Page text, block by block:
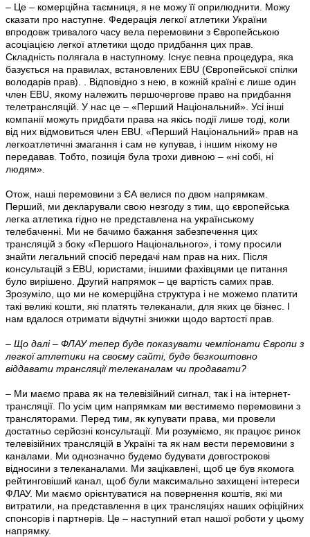
– Це – комерційна таємниця, я не можу її оприлюднити. Можу
сказати про наступне. Федерація легкої атлетики України
впродовж тривалого часу вела перемовини з Європейською
асоціацією легкої атлетики щодо придбання цих прав.
Складність полягала в наступному. Існує певна процедура, яка
базується на правилах, встановлених EBU (Європейської спілки
володарів прав). . Відповідно з нею, в кожній країні є лише один
член EBU, якому належить першочергове право на придбання
телетрансляцій. У нас це – «Перший Національний». Усі інші
компанії можуть придбати права на якісь події лише тоді, коли
від них відмовиться член EBU. «Перший Національний» прав на
легкоатлетичні змагання і сам не купував, і іншим нікому не
передавав. Тобто, позиція була трохи дивною – «ні собі, ні
людям».
Отож, наші перемовини з ЄА велися по двом напрямкам.
Перший, ми декларували свою незгоду з тим, що європейська
легка атлетика гідно не представлена на українському
телебаченні. Ми не бачимо бажання забезпечення цих
трансляцій з боку «Першого Національного», і тому просили
знайти легальний спосіб передачі нам прав на них. Після
консультацій з EBU, юристами, іншими фахівцями це питання
було вирішено. Другий напрямок – це вартість самих прав.
Зрозуміло, що ми не комерційна структура і не можемо платити
такі великі кошти, які платять телеканали, для яких це бізнес. І
нам вдалося отримати відчутні знижки щодо вартості прав.
– Що далі – ФЛАУ тепер буде показувати чемпіонати Європи з
легкої атлетики на своєму сайті, буде безкоштовно
віддавати трансляції телеканалам чи продавати?
– Ми маємо права як на телевізійний сигнал, так і на інтернет-
трансляції. По усім цим напрямкам ми вестимемо перемовини з
трансляторами. Перед тим, як купувати права, ми провели
достатньо серйозні консультації. Ми розуміємо, як працює ринок
телевізійних трансляцій в Україні та як нам вести перемовини з
каналами. Ми однозначно будемо будувати довгострокові
відносини з телеканалами. Ми зацікавлені, щоб це був якомога
рейтинговіший канал, щоб були максимально захищені інтереси
ФЛАУ. Ми маємо орієнтуватися на повернення коштів, які ми
витратили, на представлення в цих трансляціях наших офіційних
спонсорів і партнерів. Це – наступний етап нашої роботи у цьому
напрямку.